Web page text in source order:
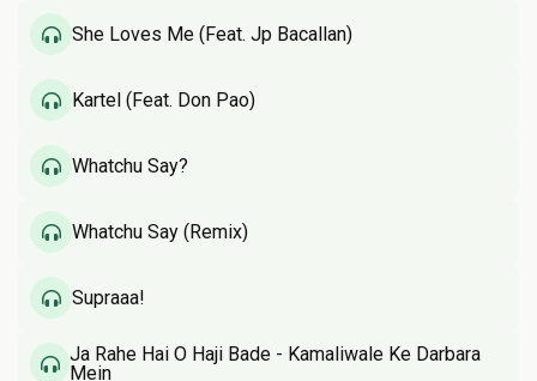
She Loves Me (Feat. Jp Bacallan)
Kartel (Feat. Don Pao)
Whatchu Say?
Whatchu Say (Remix)
Supraaa!
Ja Rahe Hai O Haji Bade - Kamaliwale Ke Darbara
Mein